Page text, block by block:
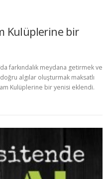
Kulüplerine bir
farkındalık meydana getirmek ve
algılar oluşturmak maksatlı
Kulüplerine bir yenisi eklendi.